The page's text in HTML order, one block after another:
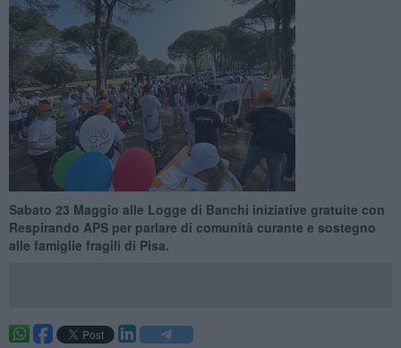
Sabato 23 Maggio alle Logge di Banchi iniziative gratuite con
Respirando APS per parlare di comunità curante e sostegno
alle famiglie fragili di Pisa.